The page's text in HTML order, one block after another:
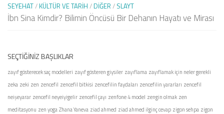
SEYEHAT/ KÜLTÜR VE TARIH / DIĞER / SLAYT
İbn Sina Kimdir? Bilimin Öncüsü Bir Dehanın Hayatı ve Mirası
SEÇTIĞINIZ BAŞLIKLAR
zayıf gösterecek saç modelleri zayıf gösteren giysiler zayıflama zayıflamak için neler gerekli
zeka zeki zen zencefil zencefil bitkisi zencefilin faydaları zencefilin yararları zencefil
neişeyarar zencefil neyeiyigelir zencefil çayı zenfone 4 model zengin olmak zen
meditasyonu zen yogaZhana Yaneva ziad ahmed ziad ahmed ilginç cevap zigon sehpa zigon